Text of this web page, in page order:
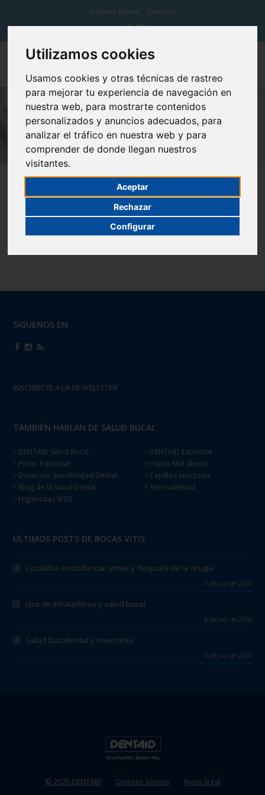
Utilizamos cookies
Usamos cookies y otras técnicas de rastreo
para mejorar tu experiencia de navegación en
nuestra web, para mostrarte contenidos
personalizados y anuncios adecuados, para
analizar el tráfico en nuestra web y para
comprender de donde llegan nuestros
visitantes.
Aceptar
Rechazar
Configurar
Quiénes Somos Contacto
SÍGUENOS EN
INSCRÍBETE A LA NEWSLETTER
TAMBIÉN HABLAN DE SALUD BUCAL
> DENTAID Salud Bucal
> Perio: Expertise
> Desensin: Sensibilidad Dental
> Blog de la Salud Dental
> Higienistas VITIS
> DENTAID Expertise
> Halita: Mal aliento
> Cepillos Interprox
> Xerosdentaid
ÚLTIMOS POSTS DE BOCAS VITIS
Cuidados endodoncia: antes y después de la cirugía
6 de July de 2026
Uso de inhaladores y salud bucal
6 de July de 2026
Salud bucodental y neumonía
6 de July de 2026
© 2025 DENTAID Quiénes somos
Aviso legal